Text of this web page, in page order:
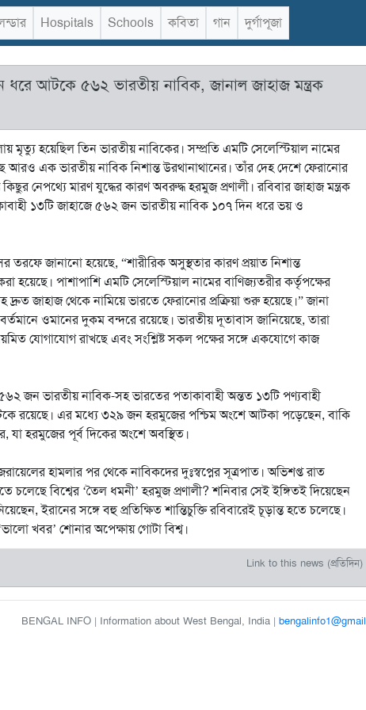
Hospitals Schools কবিতা গান দুর্গাপূজা
ধরে আটকে ৫৬২ ভারতীয় নাবিক, জানাল জাহাজ মন্ত্রক
মৃত্যু হয়েছিল তিন ভারতীয় নাবিকের। সম্প্রতি এমটি সেলেস্টিয়াল নামের
আরও এক ভারতীয় নাবিক নিশান্ত উরথানাথানের। তাঁর দেহ দেশে ফেরানোর
নেপথ্যে মারণ যুদ্ধের কারণ অবরুদ্ধ হরমুজ প্রণালী। রবিবার জাহাজ মন্ত্রক
১৩টি জাহাজে ৫৬২ জন ভারতীয় নাবিক ১০৭ দিন ধরে ভয় ও
তরফে জানানো হয়েছে, “শারীরিক অসুস্থতার কারণ প্রয়াত নিশান্ত
হয়েছে। পাশাপাশি এমটি সেলেস্টিয়াল নামের বাণিজ্যতরীর কর্তৃপক্ষের
দ্রুত জাহাজ থেকে নামিয়ে ভারতে ফেরানোর প্রক্রিয়া শুরু হয়েছে।” জানা
ওমানের দুকম বন্দরে রয়েছে। ভারতীয় দূতাবাস জানিয়েছে, তারা
যোগাযোগ রাখছে এবং সংশ্লিষ্ট সকল পক্ষের সঙ্গে একযোগে কাজ
জন ভারতীয় নাবিক-সহ ভারতের পতাকাবাহী অন্তত ১৩টি পণ্যবাহী
রয়েছে। এর মধ্যে ৩২৯ জন হরমুজের পশ্চিম অংশে আটকা পড়েছেন, বাকি
হরমুজের পূর্ব দিকের অংশে অবস্থিত।
হামলার পর থেকে নাবিকদের দুঃস্বপ্নের সূত্রপাত। অভিশপ্ত রাত
চলেছে বিশ্বের ‘তৈল ধমনী’ হরমুজ প্রণালী? শনিবার সেই ইঙ্গিতই দিয়েছেন
ইরানের সঙ্গে বহু প্রতিক্ষিত শান্তিচুক্তি রবিবারেই চূড়ান্ত হতে চলেছে।
খবর’ শোনার অপেক্ষায় গোটা বিশ্ব।
Link to this news (প্রতিদিন)
BENGAL INFO | Information about West Bengal, India | bengalinfo1@gmail